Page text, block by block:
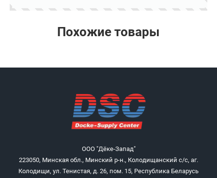
Похожие товары
ООО "Дёке-Запад"
223050, Минская обл., Минский р-н., Колодищанский с/с, аг.
Колодищи, ул. Тенистая, д. 26, пом. 15, Республика Беларусь